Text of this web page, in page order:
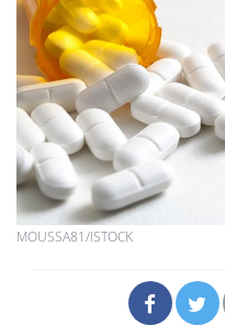
MOUSSA81/ISTOCK